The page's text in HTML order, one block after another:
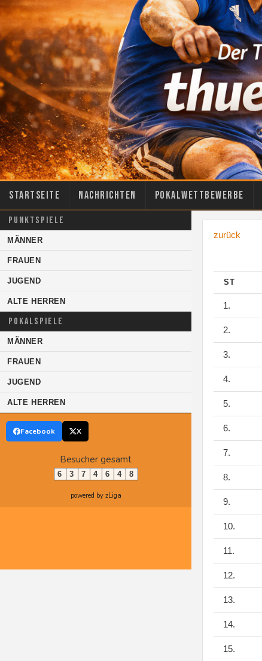
Startseite Nachrichten Pokalwettbewerbe
PUNKTSPIELE
MÄNNER
FRAUEN
JUGEND
ALTE HERREN
POKALSPIELE
MÄNNER
FRAUEN
JUGEND
ALTE HERREN
Facebook X
Besucher gesamt
6 3 7 4 6 4 8
powered by zLiga
zurück
ST
1.
2.
3.
4.
5.
6.
7.
8.
9.
10.
11.
12.
13.
14.
15.